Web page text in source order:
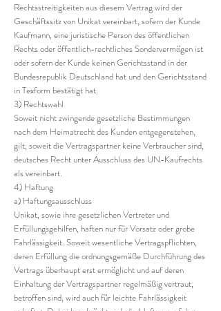
Rechtsstreitigkeiten aus diesem Vertrag wird der
Geschäftssitz von Unikat vereinbart, sofern der Kunde
Kaufmann, eine juristische Person des öffentlichen
Rechts oder öffentlich-rechtliches Sondervermögen ist
oder sofern der Kunde keinen Gerichtsstand in der
Bundesrepublik Deutschland hat und den Gerichtsstand
in Texform bestätigt hat.
3) Rechtswahl
Soweit nicht zwingende gesetzliche Bestimmungen
nach dem Heimatrecht des Kunden entgegenstehen,
gilt, soweit die Vertragspartner keine Verbraucher sind,
deutsches Recht unter Ausschluss des UN-Kaufrechts
als vereinbart.
4) Haftung
a) Haftungsausschluss
Unikat, sowie ihre gesetzlichen Vertreter und
Erfüllungsgehilfen, haften nur für Vorsatz oder grobe
Fahrlässigkeit. Soweit wesentliche Vertragspflichten,
deren Erfüllung die ordnungsgemäße Durchführung des
Vertrags überhaupt erst ermöglicht und auf deren
Einhaltung der Vertragspartner regelmäßig vertraut,
betroffen sind, wird auch für leichte Fahrlässigkeit